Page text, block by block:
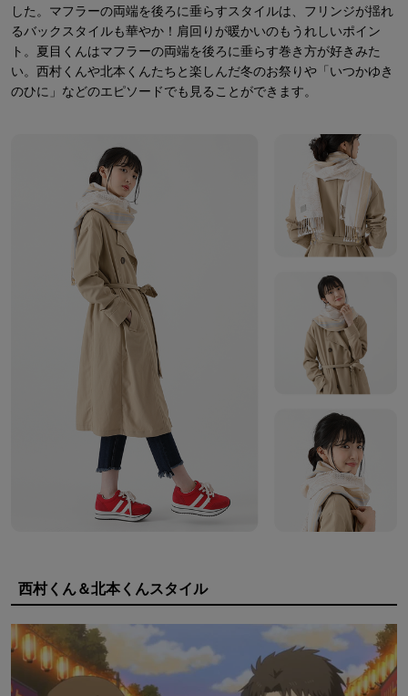
した。マフラーの両端を後ろに垂らすスタイルは、フリンジが揺れ
るバックスタイルも華やか！肩回りが暖かいのもうれしいポイン
ト。夏目くんはマフラーの両端を後ろに垂らす巻き方が好きみた
い。西村くんや北本くんたちと楽しんだ冬のお祭りや「いつかゆき
のひに」などのエピソードでも見ることができます。
西村くん＆北本くんスタイル